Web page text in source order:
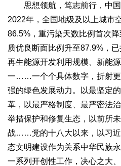
智慧城市
全景中国 智慧旅游 智慧教育
智慧环保
智慧会客厅 县域经济
工作动态 康养思语 明星老人
成果展示
政策发布 视频播报
合作伙伴
思想领航，笃志前行，中国
2022年，全国地级及以上城市
86.5%，重污染天数比例首次
质优良断面比例升至87.9%，
再生能源开发利用规模、新能
一……一个个具体数字，折射
强的绿色发展动力。以最坚定
革，以最严格制度、最严密法
举措保护和修复生态，以前所
战……党的十八大以来，以习
态文明建设作为关系中华民族
一系列开创性工作，决心之大